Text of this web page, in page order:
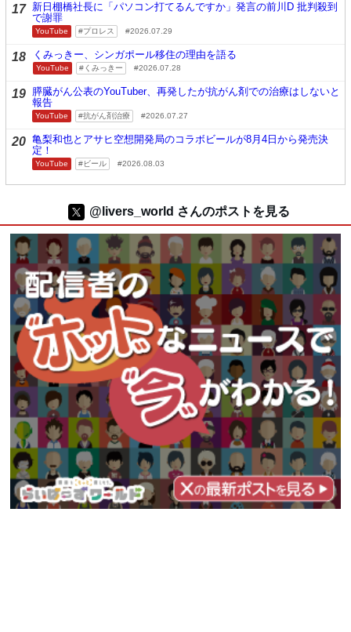
17 新日棚橋社長に「パソコン打てるんですか」発言の前川D 批判殺到
で謝罪
YouTube プロレス 2026.07.29
18 くみっきー、シンガポール移住の理由を語る
YouTube くみっきー 2026.07.28
19 膵臓がん公表のYouTuber、再発したが抗がん剤での治療はしないと
報告
YouTube 抗がん剤治療 2026.07.27
20 亀梨和也とアサヒ空想開発局のコラボビールが8月4日から発売決
定！
YouTube ビール 2026.08.03
@livers_world さんのポストを見る